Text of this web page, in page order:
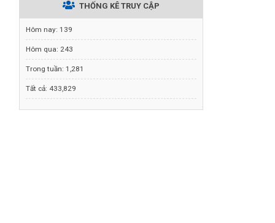
THỐNG KÊ TRUY CẬP
Hôm nay: 139
Hôm qua: 243
Trong tuần: 1,281
Tất cả: 433,829